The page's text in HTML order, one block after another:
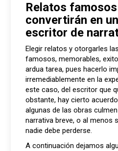
Relatos
convertirán en
escritor de
Elegir relatos y otorgarles
famosos, memorables,
ardua tarea, pues hacerlo
irremediablemente en la
este caso, del escritor que
obstante, hay cierto
algunas de las obras
narrativa breve, o al menos
nadie debe perderse.
A continuación dejamos